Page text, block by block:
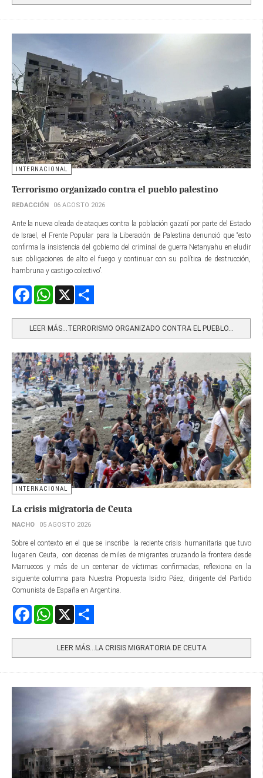
INTERNACIONAL
Terrorismo organizado contra el pueblo palestino
REDACCIÓN 06 AGOSTO 2026
Ante la nueva oleada de ataques contra la población gazatí por parte del Estado
de Israel, el Frente Popular para la Liberación de Palestina denunció que “esto
confirma la insistencia del gobierno del criminal de guerra Netanyahu en eludir
sus obligaciones de alto el fuego y continuar con su política de destrucción,
hambruna y castigo colectivo”.
FacebookWhatsApp
LEER MÁS…TERRORISMO ORGANIZADO CONTRA EL PUEBLO...
INTERNACIONAL
La crisis migratoria de Ceuta
NACHO 05 AGOSTO 2026
Sobre el contexto en el que se inscribe la reciente crisis humanitaria que tuvo
lugar en Ceuta, con decenas de miles de migrantes cruzando la frontera desde
Marruecos y más de un centenar de víctimas confirmadas, reflexiona en la
siguiente columna para Nuestra Propuesta Isidro Páez, dirigente del Partido
Comunista de España en Argentina.
FacebookWhatsApp
LEER MÁS…LA CRISIS MIGRATORIA DE CEUTA